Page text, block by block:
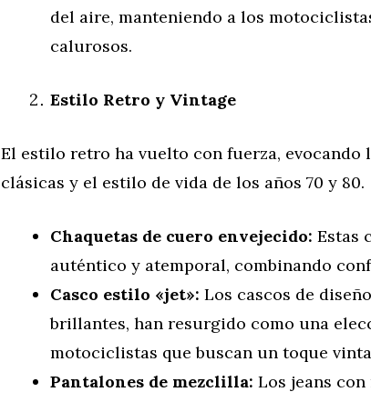
del aire, manteniendo a los
calurosos.
Estilo Retro y Vintage
El estilo retro ha vuelto con fuerza,
clásicas y el estilo de vida de los años 70 y 80.
Chaquetas de cuero envejecido: Estas
auténtico y atemporal, combinando
Casco estilo «jet»: Los cascos de
brillantes, han resurgido como una
motociclistas que buscan un toque
Pantalones de mezclilla: Los jeans